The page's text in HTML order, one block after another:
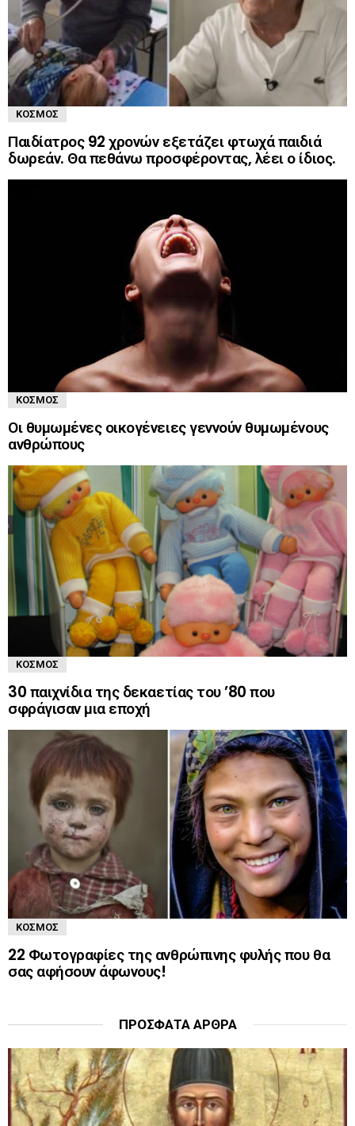
ΚΌΣΜΟΣ
Παιδίατρος 92 χρονών εξετάζει φτωχά παιδιά
δωρεάν. Θα πεθάνω προσφέροντας, λέει ο ίδιος.
ΚΌΣΜΟΣ
Οι θυμωμένες οικογένειες γεννούν θυμωμένους
ανθρώπους
ΚΌΣΜΟΣ
30 παιχνίδια της δεκαετίας του ’80 που
σφράγισαν μια εποχή
ΚΌΣΜΟΣ
22 Φωτογραφίες της ανθρώπινης φυλής που θα
σας αφήσουν άφωνους!
ΠΡΌΣΦΑΤΑ ΆΡΘΡΑ